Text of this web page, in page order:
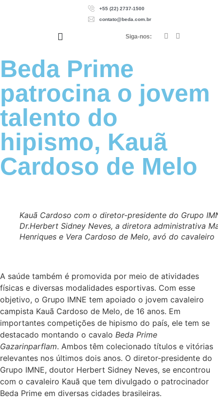
+55 (22) 2737-1500
contato@beda.com.br
Siga-nos:
Beda Prime
patrocina o jovem
talento do
hipismo, Kauã
Cardoso de Melo
Kauã Cardoso com o diretor-presidente do Grupo
Dr.Herbert Sidney Neves, a diretora administrativa
Henriques e Vera Cardoso de Melo, avó do cavaleiro
A saúde também é promovida por meio de atividades
físicas e diversas modalidades esportivas. Com esse
objetivo, o Grupo IMNE tem apoiado o jovem cavaleiro
campista Kauã Cardoso de Melo, de 16 anos. Em
importantes competições de hipismo do país, ele tem se
destacado montando o cavalo Beda Prime
Gazarinparflam. Ambos têm colecionado títulos e vitórias
relevantes nos últimos dois anos. O diretor-presidente do
Grupo IMNE, doutor Herbert Sidney Neves, se encontrou
com o cavaleiro Kauã que tem divulgado o patrocinador
Beda Prime em diversas cidades brasileiras.